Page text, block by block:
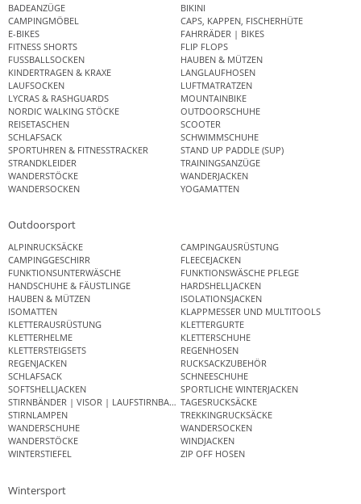
BADEANZÜGE
BIKINI
CAMPINGMÖBEL
CAPS, KAPPEN, FISCHERHÜTE
E-BIKES
FAHRRÄDER | BIKES
FITNESS SHORTS
FLIP FLOPS
FUSSBALLSOCKEN
HAUBEN & MÜTZEN
KINDERTRAGEN & KRAXE
LANGLAUFHOSEN
LAUFSOCKEN
LUFTMATRATZEN
LYCRAS & RASHGUARDS
MOUNTAINBIKE
NORDIC WALKING STÖCKE
OUTDOORSCHUHE
REISETASCHEN
SCOOTER
SCHLAFSACK
SCHWIMMSCHUHE
SPORTUHREN & FITNESSTRACKER
STAND UP PADDLE (SUP)
STRANDKLEIDER
TRAININGSANZÜGE
WANDERSTÖCKE
WANDERJACKEN
WANDERSOCKEN
YOGAMATTEN
Outdoorsport
ALPINRUCKSÄCKE
CAMPINGAUSRÜSTUNG
CAMPINGGESCHIRR
FLEECEJACKEN
FUNKTIONSUNTERWÄSCHE
FUNKTIONSWÄSCHE PFLEGE
HANDSCHUHE & FÄUSTLINGE
HARDSHELLJACKEN
HAUBEN & MÜTZEN
ISOLATIONSJACKEN
ISOMATTEN
KLAPPMESSER UND MULTITOOLS
KLETTERAUSRÜSTUNG
KLETTERGURTE
KLETTERHELME
KLETTERSCHUHE
KLETTERSTEIGSETS
REGENHOSEN
REGENJACKEN
RUCKSACKZUBEHÖR
SCHLAFSACK
SCHNEESCHUHE
SOFTSHELLJACKEN
SPORTLICHE WINTERJACKEN
STIRNBÄNDER | VISOR | LAUFSTIRNBANDTAGESRUCKSÄCKE
STIRNLAMPEN
TREKKINGRUCKSÄCKE
WANDERSCHUHE
WANDERSOCKEN
WANDERSTÖCKE
WINDJACKEN
WINTERSTIEFEL
ZIP OFF HOSEN
Wintersport